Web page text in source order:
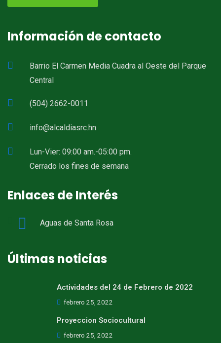
Información de contacto
Barrio El Carmen Media Cuadra al Oeste del Parque
Central
(504) 2662-0011
info@alcaldiasrc.hn
Lun-Vier: 09:00 am.-05:00 pm.
Cerrado los fines de semana
Enlaces de Interés
Aguas de Santa Rosa
Últimas noticias
Actividades del 24 de Febrero de 2022
febrero 25, 2022
Proyeccion Sociocultural
febrero 25, 2022